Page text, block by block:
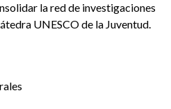
la red de investigaciones
UNESCO de la Juventud.